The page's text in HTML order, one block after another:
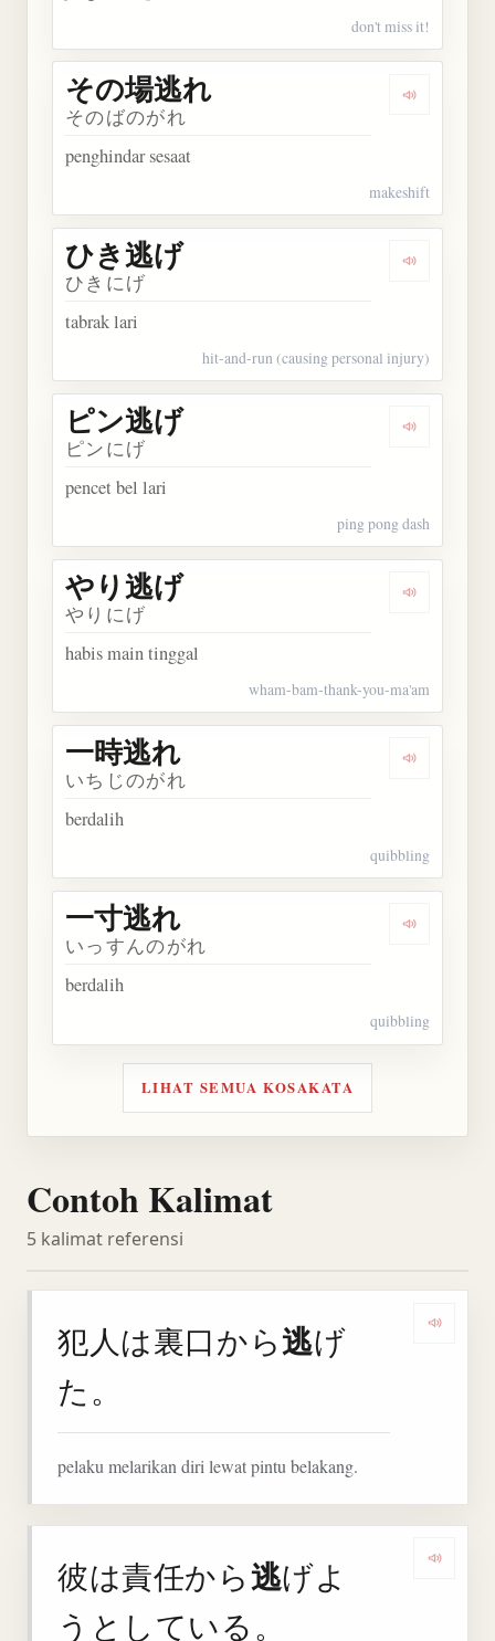
don't miss it!
Dengarkan
その場逃れ
そのばのがれ
penghindar sesaat
makeshift
Dengarkan
ひき逃げ
ひきにげ
tabrak lari
hit-and-run (causing personal injury)
Dengarkan
ピン逃げ
ピンにげ
pencet bel lari
ping pong dash
Dengarkan
やり逃げ
やりにげ
habis main tinggal
wham-bam-thank-you-ma'am
Dengarkan
一時逃れ
いちじのがれ
berdalih
quibbling
Dengarkan
一寸逃れ
いっすんのがれ
berdalih
quibbling
LIHAT SEMUA KOSAKATA
Contoh Kalimat
5 kalimat referensi
犯人は裏口から逃げ
た。
pelaku melarikan diri lewat pintu belakang.
彼は責任から逃げよ
うとしている。